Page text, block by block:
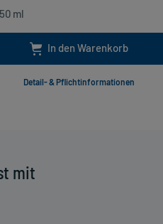
mit
In den Warenkorb
Detail- & Pflichtinformationen